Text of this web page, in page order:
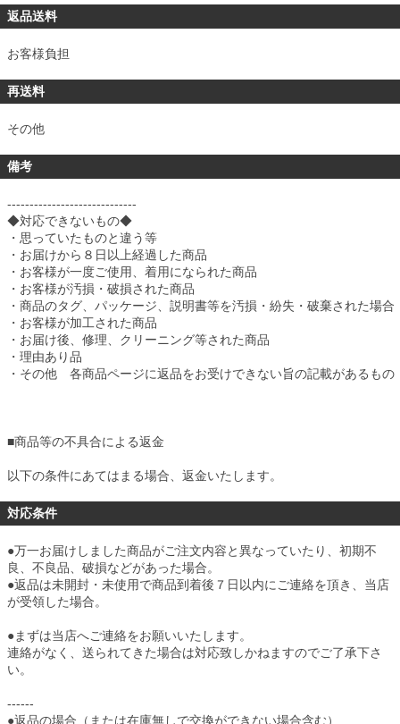
返品送料
お客様負担
再送料
その他
備考
-----------------------------
◆対応できないもの◆
・思っていたものと違う等
・お届けから８日以上経過した商品
・お客様が一度ご使用、着用になられた商品
・お客様が汚損・破損された商品
・商品のタグ、パッケージ、説明書等を汚損・紛失・破棄された場合
・お客様が加工された商品
・お届け後、修理、クリーニング等された商品
・理由あり品
・その他 各商品ページに返品をお受けできない旨の記載があるもの
■商品等の不具合による返金
以下の条件にあてはまる場合、返金いたします。
対応条件
●万一お届けしました商品がご注文内容と異なっていたり、初期不
良、不良品、破損などがあった場合。
●返品は未開封・未使用で商品到着後７日以内にご連絡を頂き、当店
が受領した場合。
●まずは当店へご連絡をお願いいたします。
連絡がなく、送られてきた場合は対応致しかねますのでご了承下さ
い。
------
●返品の場合（または在庫無しで交換ができない場合含む）